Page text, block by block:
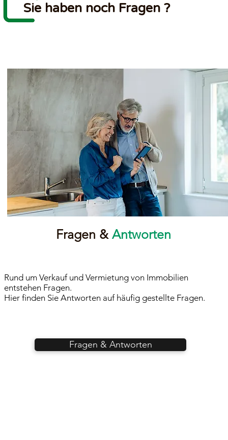
Sie haben noch Fragen ?
Fragen & Antworten
Rund um Verkauf und Vermietung von Immobilien
entstehen Fragen.
Hier finden Sie Antworten auf häufig gestellte Fragen.
Fragen & Antworten